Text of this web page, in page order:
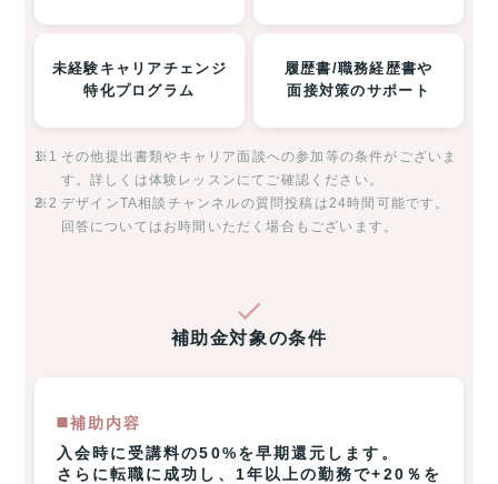
未経験キャリアチェンジ
特化プログラム
履歴書/職務経歴書や
面接対策のサポート
※1 その他提出書類やキャリア面談への参加等の条件がございま
す。詳しくは体験レッスンにてご確認ください。
※2 デザインTA相談チャンネルの質問投稿は24時間可能です。
回答についてはお時間いただく場合もございます。
補助金対象の条件
◼️補助内容
入会時に受講料の50%を早期還元します。
さらに転職に成功し、1年以上の勤務で+20％を